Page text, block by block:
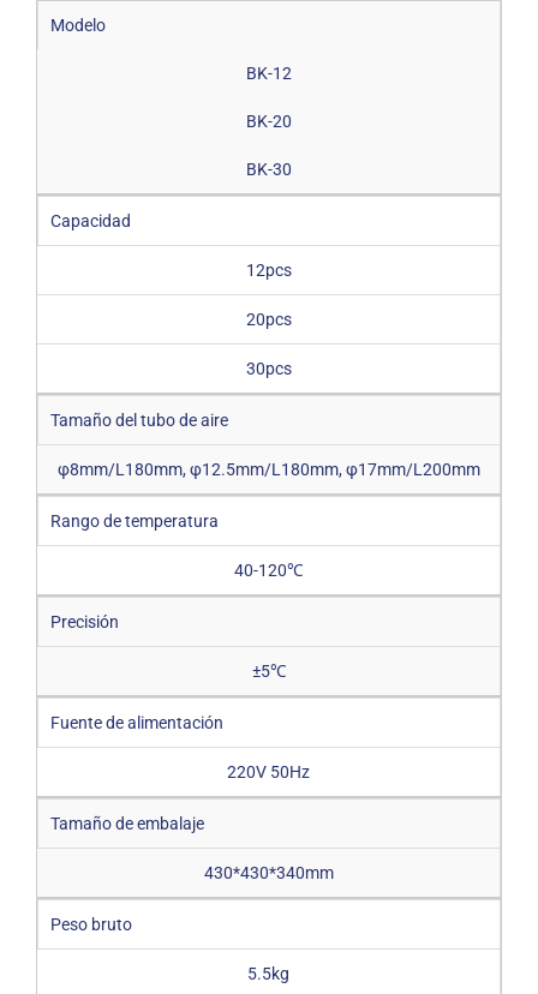
Modelo
BK-12
BK-20
BK-30
Capacidad
12pcs
20pcs
30pcs
Tamaño del tubo de aire
φ8mm/L180mm, φ12.5mm/L180mm, φ17mm/L200mm
Rango de temperatura
40-120℃
Precisión
±5℃
Fuente de alimentación
220V 50Hz
Tamaño de embalaje
430*430*340mm
Peso bruto
5.5kg